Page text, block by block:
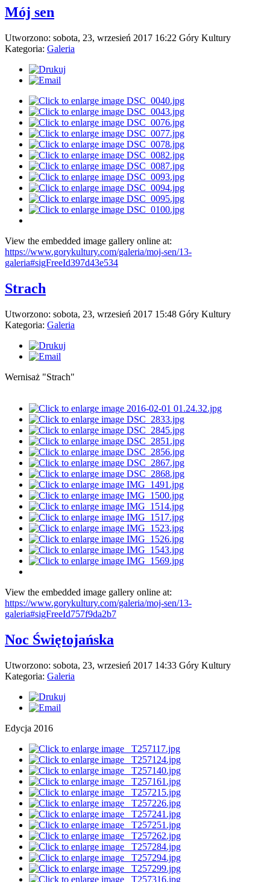
Mój sen
Utworzono: sobota, 23, wrzesień 2017 16:22 Góry Kultury
Kategoria: Galeria
View the embedded image gallery online at:
https://www.gorykultury.com/galeria/moj-sen/13-
galeria#sigFreeId397d43e534
Strach
Utworzono: sobota, 23, wrzesień 2017 15:48 Góry Kultury
Kategoria: Galeria
Wernisaż "Strach"
View the embedded image gallery online at:
https://www.gorykultury.com/galeria/moj-sen/13-
galeria#sigFreeId757f9da2b7
Noc Świętojańska
Utworzono: sobota, 23, wrzesień 2017 14:33 Góry Kultury
Kategoria: Galeria
Edycja 2016